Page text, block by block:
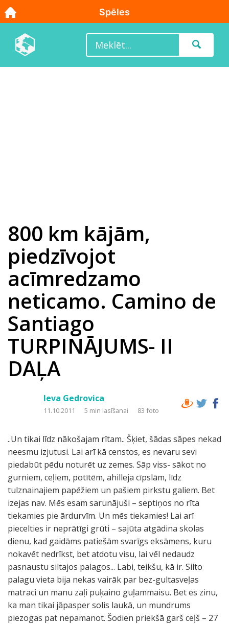
800 km kājām,
piedzīvojot
acīmredzamo
neticamo. Camino de
Santiago
TURPINĀJUMS- II
DAĻA
Ieva Gedrovica
11.10.2011 5 min lasīšanai 83 foto
..Un tikai līdz nākošajam rītam.. Šķiet, šādas sāpes nekad
neesmu izjutusi. Lai arī kā censtos, es nevaru sevi
piedabūt pēdu noturēt uz zemes. Sāp viss- sākot no
gurniem, ceļiem, potītēm, ahilleja cīpslām, līdz
tulznainajiem papēžiem un pašiem pirkstu galiem. Bet
izejas nav. Mēs esam sarunājuši – septiņos no rīta
tiekamies pie ārdurvīm. Un mēs tiekamies! Lai arī
piecelties ir neprātīgi grūti – sajūta atgādina skolas
dienu, kad gaidāms patiešām svarīgs eksāmens, kuru
nokavēt nedrīkst, bet atdotu visu, lai vēl nedaudz
pasnaustu siltajos palagos... Labi, teikšu, kā ir. Silto
palagu vieta bija nekas vairāk par bez-gultasveļas
matraci un manu zaļi puķaino guļammaisu. Bet es zinu,
ka man tikai jāpasper solis laukā, un mundrums
piezogas pat nepamanot. Šodien priekšā garš ceļš – 27